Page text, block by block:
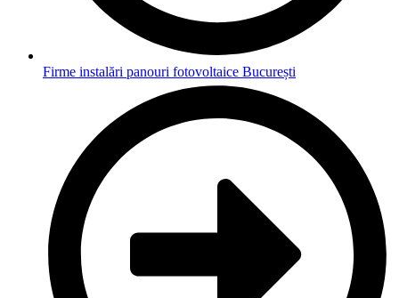
Firme instalări panouri fotovoltaice București